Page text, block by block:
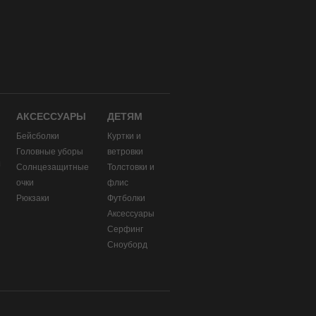
АКСЕССУАРЫ
Бейсболки
Головные уборы
Солнцезащитные
очки
Рюкзаки
ДЕТЯМ
Куртки и
ветровки
Толстовки и
флис
Футболки
Аксессуары
Серфинг
Сноуборд